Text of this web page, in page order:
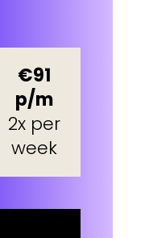
€91
p/m
2x per
week